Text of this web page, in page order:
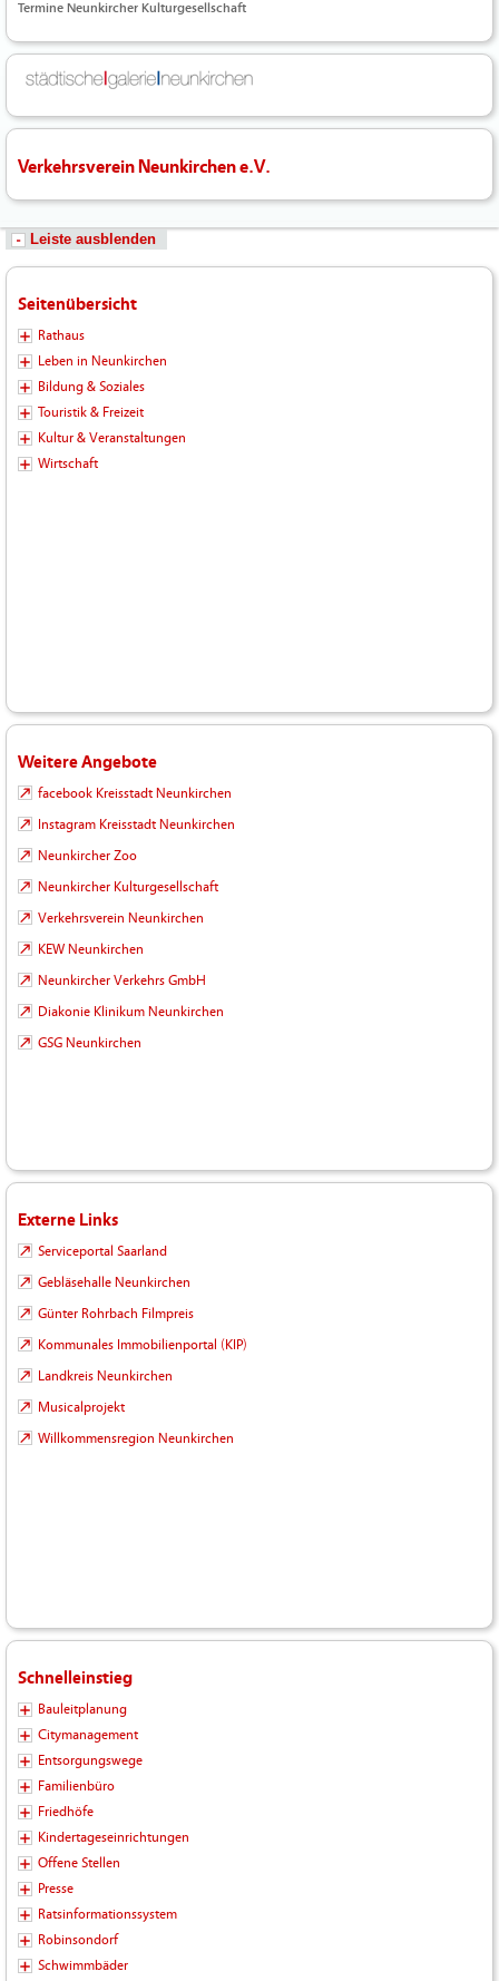
Termine Neunkircher Kulturgesellschaft
Verkehrsverein Neunkirchen e.V.
Leiste ausblenden
Seitenübersicht
Rathaus
Leben in Neunkirchen
Bildung & Soziales
Touristik & Freizeit
Kultur & Veranstaltungen
Wirtschaft
Weitere Angebote
facebook Kreisstadt Neunkirchen
Instagram Kreisstadt Neunkirchen
Neunkircher Zoo
Neunkircher Kulturgesellschaft
Verkehrsverein Neunkirchen
KEW Neunkirchen
Neunkircher Verkehrs GmbH
Diakonie Klinikum Neunkirchen
GSG Neunkirchen
Externe Links
Serviceportal Saarland
Gebläsehalle Neunkirchen
Günter Rohrbach Filmpreis
Kommunales Immobilienportal (KIP)
Landkreis Neunkirchen
Musicalprojekt
Willkommensregion Neunkirchen
Schnelleinstieg
Bauleitplanung
Citymanagement
Entsorgungswege
Familienbüro
Friedhöfe
Kindertageseinrichtungen
Offene Stellen
Presse
Ratsinformationssystem
Robinsondorf
Schwimmbäder